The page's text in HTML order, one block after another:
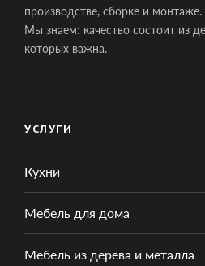
производстве, сборке и монтаже.
Мы знаем: качество состоит из
которых важна.
УСЛУГИ
Кухни
Мебель для дома
Мебель из дерева и металла